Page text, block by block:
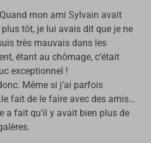
mon ami Sylvain avait
tôt, je lui avais dit que je ne
très mauvais dans les
étant au chômage, c’était
exceptionnel !
Même si j’ai parfois
fait de le faire avec des amis…
a fait qu’il y avait bien plus de